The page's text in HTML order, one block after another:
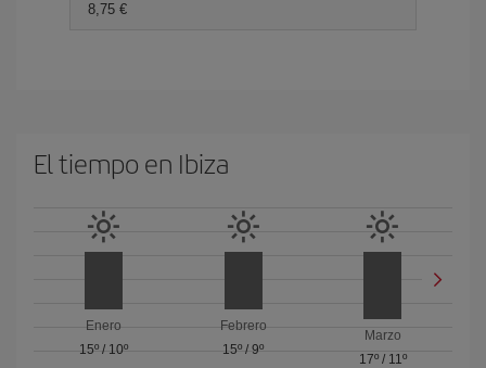
8,75 €
El tiempo en Ibiza
Enero
15º/ 10º
Febrero
15º / 9º
Marzo
17º/ 11º